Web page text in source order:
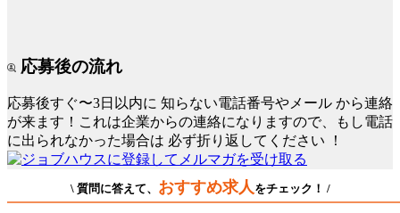
応募後の流れ
応募後すぐ〜3日以内に 知らない電話番号やメール から連絡
が来ます！これは企業からの連絡になりますので、もし電話
に出られなかった場合は 必ず折り返してください ！
\ 質問に答えて、 おすすめ求人をチェック！ /